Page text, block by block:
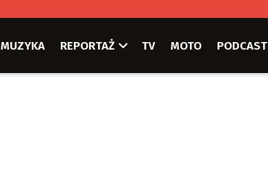
MUZYKA REPORTAŻ TV MOTO